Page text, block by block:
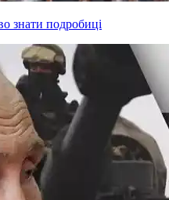
знати подробиці